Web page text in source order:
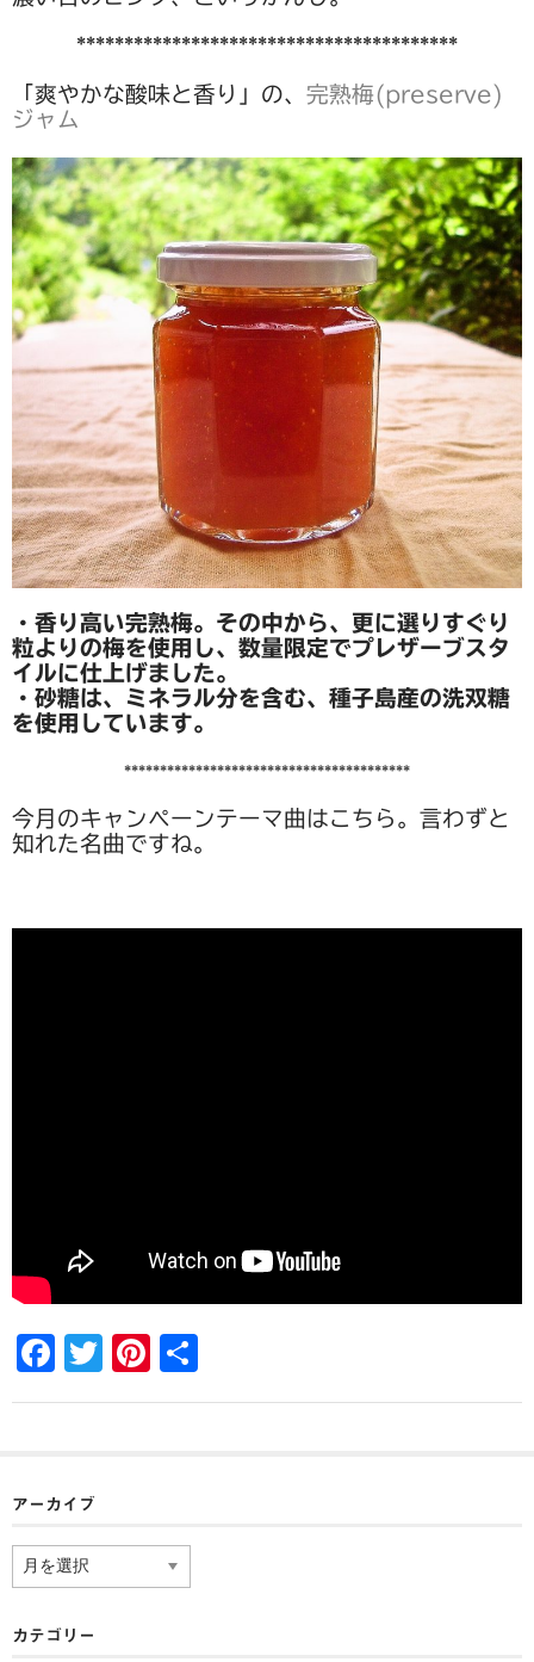
****************************************
「爽やかな酸味と香り」の、 完熟梅(preserve)
ジャム
・香り高い完熟梅。その中から、更に選りすぐり
粒よりの梅を使用し、数量限定でプレザーブスタ
イルに仕上げました。
・砂糖は、ミネラル分を含む、種子島産の洗双糖
を使用しています。
****************************************
今月のキャンペーンテーマ曲はこちら。言わずと
知れた名曲ですね。
F
a
b
o
o
k
T
wi
Pi
nt 有
アーカイブ
ア
イ
カテゴリー